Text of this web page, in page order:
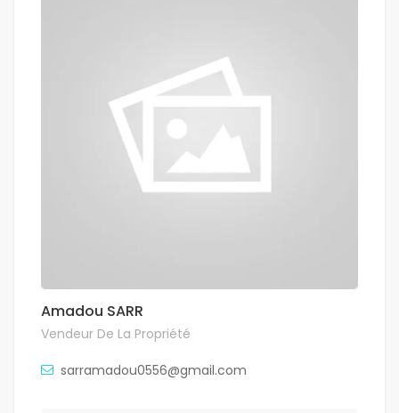
Amadou SARR
Vendeur De La Propriété
sarramadou0556@gmail.com